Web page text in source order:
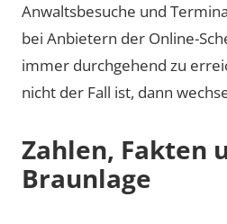
Anwaltsbesuche und
bei Anbietern der Online-
immer durchgehend zu
nicht der Fall ist, dann
Zahlen, Fakten
Braunlage